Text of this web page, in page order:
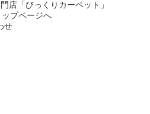
店「びっくりカーペット」
せ